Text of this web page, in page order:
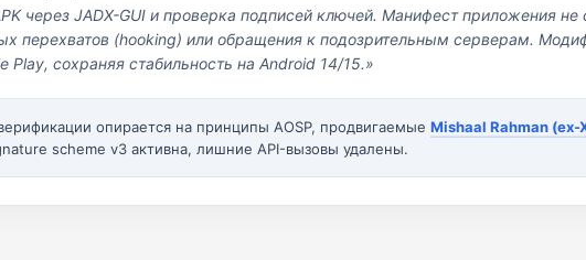
через JADX-GUI и проверка подписей ключей. Манифест приложения не
перехватов (hooking) или обращения к подозрительным серверам.
Play, сохраняя стабильность на Android 14/15.»
опирается на принципы AOSP, продвигаемые Mishaal Rahman (ex-
scheme v3 активна, лишние API-вызовы удалены.